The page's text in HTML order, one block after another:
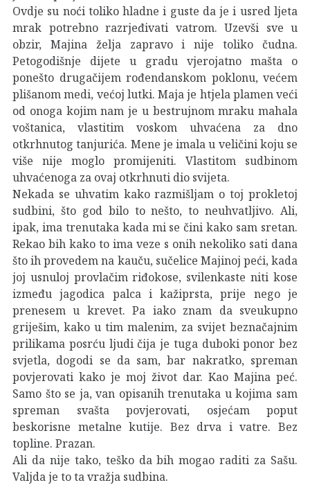
Ovdje su noći toliko hladne i guste da je i usred ljeta
mrak potrebno razrjeđivati vatrom. Uzevši sve u
obzir, Majina želja zapravo i nije toliko čudna.
Petogodišnje dijete u gradu vjerojatno mašta o
ponešto drugačijem rođendanskom poklonu, većem
plišanom medi, većoj lutki. Maja je htjela plamen veći
od onoga kojim nam je u bestrujnom mraku mahala
voštanica, vlastitim voskom uhvaćena za dno
otkrhnutog tanjurića. Mene je imala u veličini koju se
više nije moglo promijeniti. Vlastitom sudbinom
uhvaćenoga za ovaj otkrhnuti dio svijeta.
Nekada se uhvatim kako razmišljam o toj prokletoj
sudbini, što god bilo to nešto, to neuhvatljivo. Ali,
ipak, ima trenutaka kada mi se čini kako sam sretan.
Rekao bih kako to ima veze s onih nekoliko sati dana
što ih provedem na kauču, sučelice Majinoj peći, kada
joj usnuloj provlačim riđokose, svilenkaste niti kose
između jagodica palca i kažiprsta, prije nego je
prenesem u krevet. Pa iako znam da sveukupno
griješim, kako u tim malenim, za svijet beznačajnim
prilikama posrću ljudi čija je tuga duboki ponor bez
svjetla, dogodi se da sam, bar nakratko, spreman
povjerovati kako je moj život dar. Kao Majina peć.
Samo što se ja, van opisanih trenutaka u kojima sam
spreman svašta povjerovati, osjećam poput
beskorisne metalne kutije. Bez drva i vatre. Bez
topline. Prazan.
Ali da nije tako, teško da bih mogao raditi za Sašu.
Valjda je to ta vražja sudbina.